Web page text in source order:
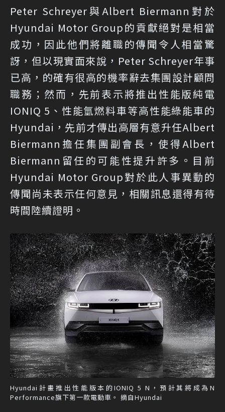
Peter Schreyer與Albert Biermann對於
Hyundai Motor Group的貢獻絕對是相當
成功，因此他們將離職的傳聞令人相當驚
訝，但以現實面來說，Peter Schreyer年事
已高，的確有很高的機率辭去集團設計顧問
職務；然而，先前表示將推出性能版純電
IONIQ 5、性能氫燃料車等高性能綠能車的
Hyundai，先前才傳出高層有意升任Albert
Biermann擔任集團副會長，使得Albert
Biermann留任的可能性提升許多。目前
Hyundai Motor Group對於此人事異動的
傳聞尚未表示任何意見，相關訊息還得有待
時間陸續證明。
Hyundai計畫推出性能版本的IONIQ 5 N，預計其將成為N
Performance旗下第一款電動車。 摘自Hyundai